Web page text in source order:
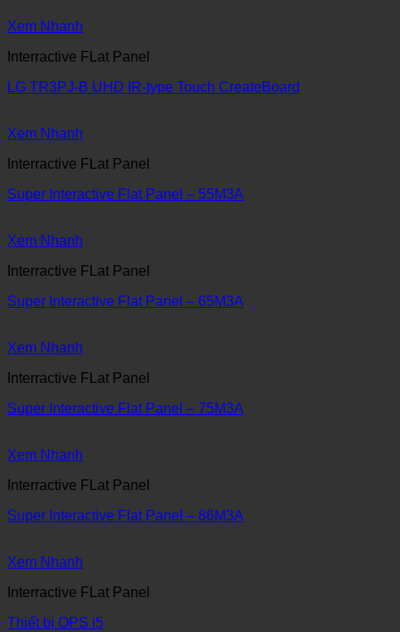
Xem Nhanh
Interractive FLat Panel
LG TR3PJ-B UHD IR-type Touch CreateBoard
Xem Nhanh
Interractive FLat Panel
Super Interactive Flat Panel – 55M3A
Xem Nhanh
Interractive FLat Panel
Super Interactive Flat Panel – 65M3A
Xem Nhanh
Interractive FLat Panel
Super Interactive Flat Panel – 75M3A
Xem Nhanh
Interractive FLat Panel
Super Interactive Flat Panel – 86M3A
Xem Nhanh
Interractive FLat Panel
Thiết bị OPS i5